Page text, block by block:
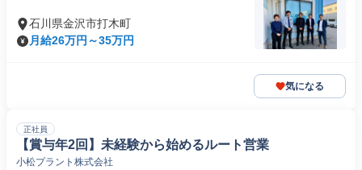
石川県金沢市打木町
月給26万円～35万円
気になる
正社員
【賞与年2回】未経験から始めるルート営業
小松プラント株式会社